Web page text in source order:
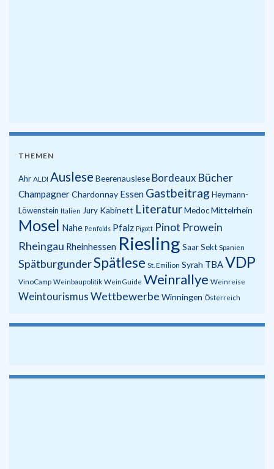
THEMEN
Ahr ALDI Auslese Beerenauslese Bordeaux Bücher
ChampagnerChardonnay Essen Gastbeitrag Heymann-
Löwenstein Italien Jury Kabinett LiteraturMedocMittelrhein
Mosel Nahe Penfolds Pfalz Pigott Pinot Prowein
Rheingau Rheinhessen Riesling SaarSekt Spanien
SpätburgunderSpätlese St. Emilion Syrah TBAVDP
VinoCamp Weinbaupolitik WeinGuide Weinrallye Weinreise
Weintourismus Wettbewerbe Winningen Österreich